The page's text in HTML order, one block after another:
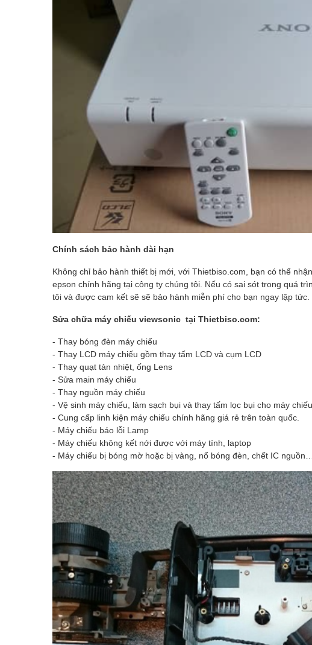
Chính sách bảo hành dài hạn
Không chỉ bảo hành thiết bị mới, với Thietbiso.com, bạn có thể
epson chính hãng tại công ty chúng tôi. Nếu có sai sót trong quá
tôi và được cam kết sẽ sẽ bảo hành miễn phí cho bạn ngay lập tức.
Sửa chữa máy chiếu viewsonic tại Thietbiso.com:
- Thay bóng đèn máy chiếu
- Thay LCD máy chiếu gồm thay tấm LCD và cụm LCD
- Thay quạt tản nhiệt, ống Lens
- Sửa main máy chiếu
- Thay nguồn máy chiếu
- Vệ sinh máy chiếu, làm sạch bụi và thay tấm lọc bụi cho máy
- Cung cấp linh kiện máy chiếu chính hãng giá rẻ trên toàn quốc.
- Máy chiếu báo lỗi Lamp
- Máy chiếu không kết nới được với máy tính, laptop
- Máy chiếu bị bóng mờ hoặc bị vàng, nổ bóng đèn, chết IC